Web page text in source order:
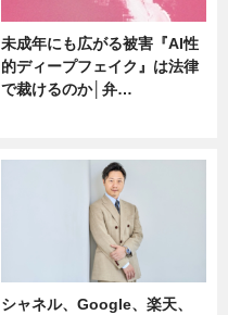
未成年にも広がる被害『AI性
的ディープフェイク』は法律
で裁けるのか│弁…
シャネル、Google、楽天、